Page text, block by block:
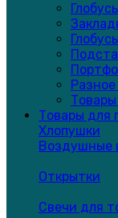
Товары для
Хлопушки
Воздушные
Открытки
Свечи для